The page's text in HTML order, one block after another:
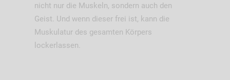
nicht nur die Muskeln, sondern auch den
Geist. Und wenn dieser frei ist, kann die
Muskulatur des gesamten Körpers
lockerlassen.